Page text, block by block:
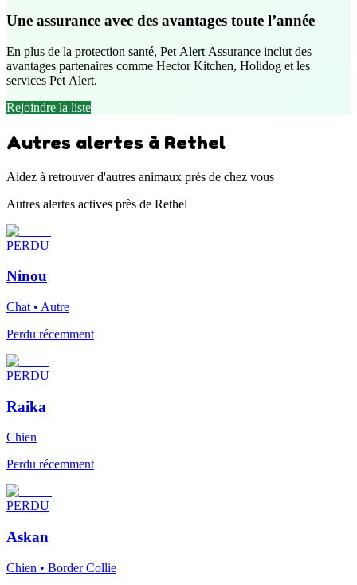
Une assurance avec des avantages toute l’année
En plus de la protection santé, Pet Alert Assurance inclut des
avantages partenaires comme Hector Kitchen, Holidog et les
services Pet Alert.
Rejoindre la liste
Autres alertes à Rethel
Aidez à retrouver d'autres animaux près de chez vous
Autres alertes actives près de Rethel
PERDU
Ninou
Chat • Autre
Perdu récemment
PERDU
Raika
Chien
Perdu récemment
PERDU
Askan
Chien • Border Collie